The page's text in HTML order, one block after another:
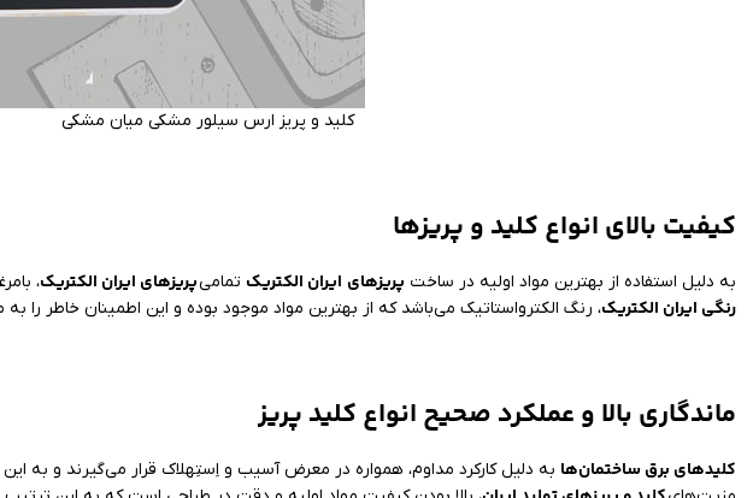
کلید و پریز ارس سیلور مشکی میان مشکی
کیفیت بالای انواع کلید و پریزها
به دلیل استفاده از بهترین مواد اولیه در ساخت پریزهای ایران الکتریک تمامیپریزهای ایران الکتریک،
رنگی ایران الکتریک، رنگ الکترواستاتیک می‌باشد که از بهترین مواد موجود بوده و این اطمینان خاطر را
ماندگاری بالا و عملکرد صحیح انواع کلید پریز
کلیدهای برق ساختمان‌ها به دلیل کارکرد مداوم، همواره در معرض آسیب و اِستِهلاک قرار می‌گیرند و به این